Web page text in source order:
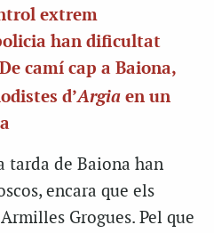
extrem
han dificultat
camí cap a Baiona,
d’Argia en un
de Baiona han
encara que els
Grogues. Pel que